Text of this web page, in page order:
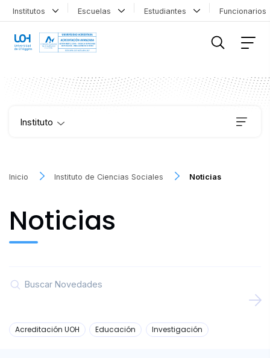
Institutos Escuelas Estudiantes
Instituto
Inicio Instituto de Ciencias Sociales Noticias
Noticias
Acreditación UOH Educación Investigación